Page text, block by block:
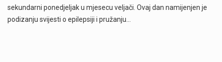
sekundarni ponedjeljak u mjesecu veljači. Ovaj dan namijenjen je
podizanju svijesti o epilepsiji i pružanju…